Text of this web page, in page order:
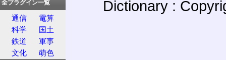
Dictionary :
全プラグイン一覧
通信
電算
科学
国土
鉄道
軍事
文化
萌色